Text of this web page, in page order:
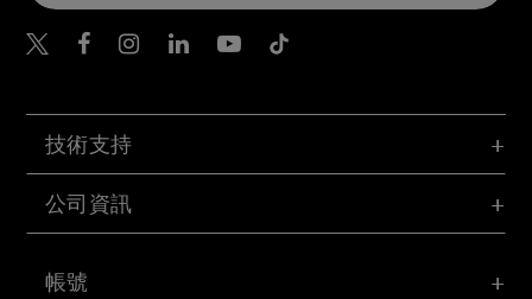
帳號
技術支持
公司資訊
Belkin Twitter
Belkin Hong Kong
Belkin Instagram
Belkin Hong Kong
Belkin Youtube
Belkin TikTok